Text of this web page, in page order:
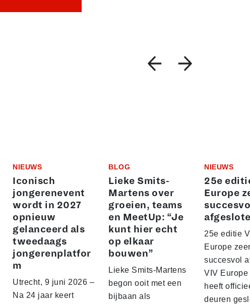
NIEUWS
Iconisch
jongerenevent
wordt in 2027
opnieuw
gelanceerd als
tweedaags
jongerenplatfor
m
Utrecht, 9 juni 2026 –
Na 24 jaar keert
BLOG
Lieke Smits-
Martens over
groeien, teams
en MeetUp: “Je
kunt hier echt
op elkaar
bouwen”
Lieke Smits-Martens
begon ooit met een
bijbaan als
NIEUWS
25e
Europe
25e editie
Europe
succesvol
VIV Europe
heeft
deuren